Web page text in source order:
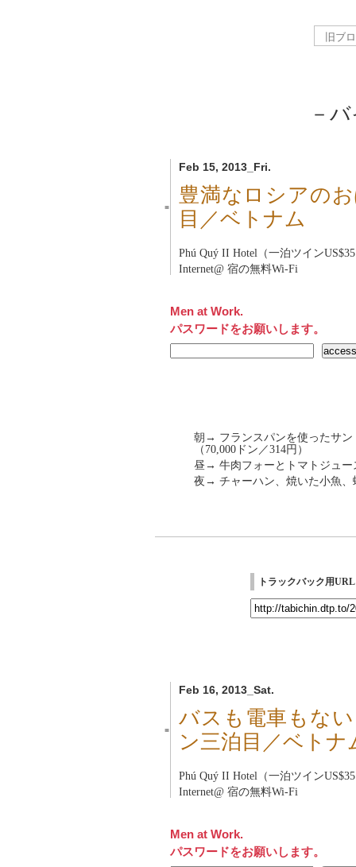
－
Feb 15, 2013_Fri.
■
豊満なロシアの
目／ベトナム
Phú Quý II Hotel（一泊ツイン
Internet@ 宿の無料Wi-Fi
Men at Work.
パスワードをお願いします。
朝→ フランスパンを使ったサン
（70,000ドン／314円）
昼→ 牛肉フォーとトマトジュー
夜→ チャーハン、焼いた小魚、
トラックバック用URL
Feb 16, 2013_Sat.
■
バスも電車もな
ン三泊目／ベトナ
Phú Quý II Hotel（一泊ツイン
Internet@ 宿の無料Wi-Fi
Men at Work.
パスワードをお願いします。